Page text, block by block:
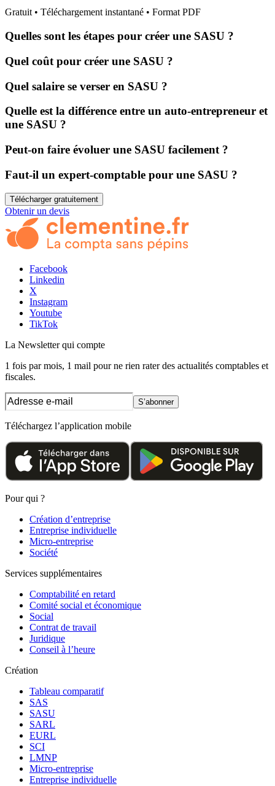
Gratuit • Téléchargement instantané • Format PDF
Quelles sont les étapes pour créer une SASU ?
Quel coût pour créer une SASU ?
Quel salaire se verser en SASU ?
Quelle est la différence entre un auto-entrepreneur et
une SASU ?
Peut-on faire évoluer une SASU facilement ?
Faut-il un expert-comptable pour une SASU ?
Télécharger gratuitement
Obtenir un devis
Facebook
Linkedin
X
Instagram
Youtube
TikTok
La Newsletterqui compte
1 fois par mois, 1 mail pour ne rien rater des actualités comptables et
fiscales.
S’abonner
Téléchargez l’application mobile
Pour qui ?
Création d’entreprise
Entreprise individuelle
Micro-entreprise
Société
Services supplémentaires
Comptabilité en retard
Comité social et économique
Social
Contrat de travail
Juridique
Conseil à l’heure
Création
Tableau comparatif
SAS
SASU
SARL
EURL
SCI
LMNP
Micro-entreprise
Entreprise individuelle